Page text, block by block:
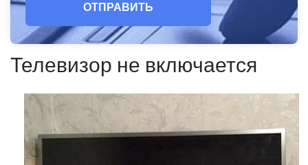
ОТПРАВИТЬ
Телевизор не включается